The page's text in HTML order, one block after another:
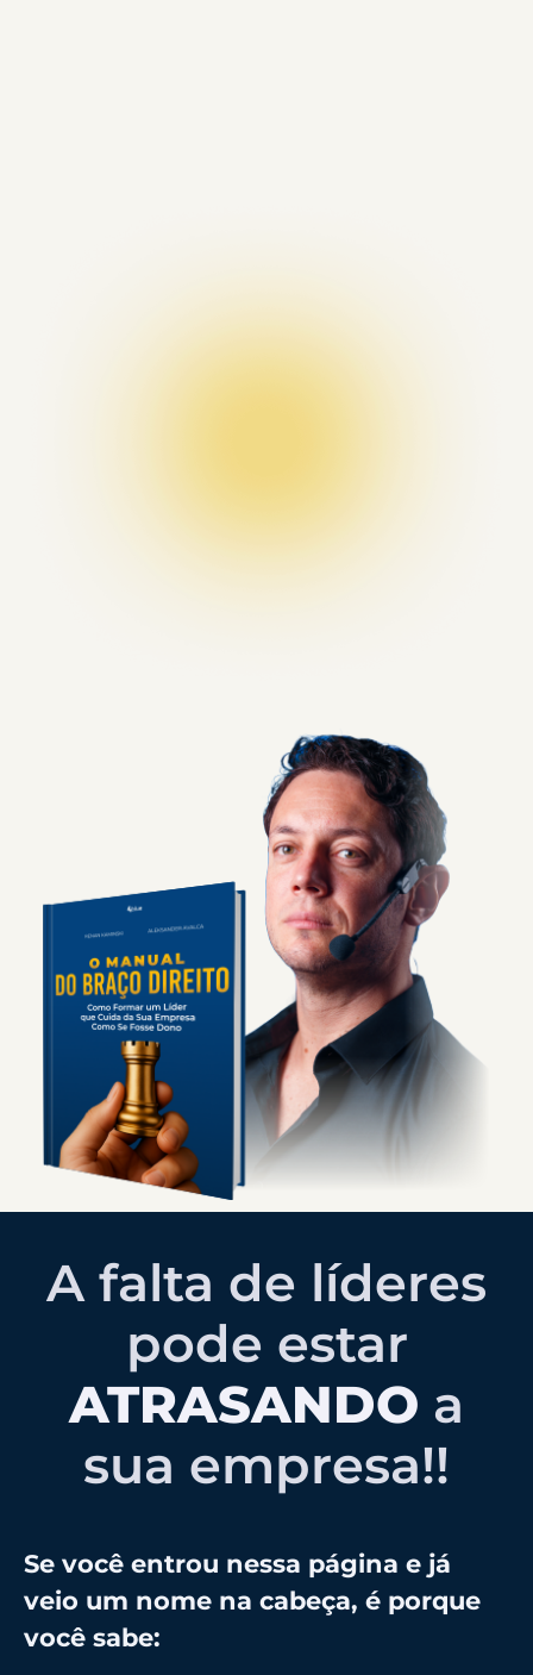
A falta de líderes
pode estar
ATRASANDO a
sua empresa!!
Se você entrou nessa página e já
veio um nome na cabeça, é porque
você sabe: